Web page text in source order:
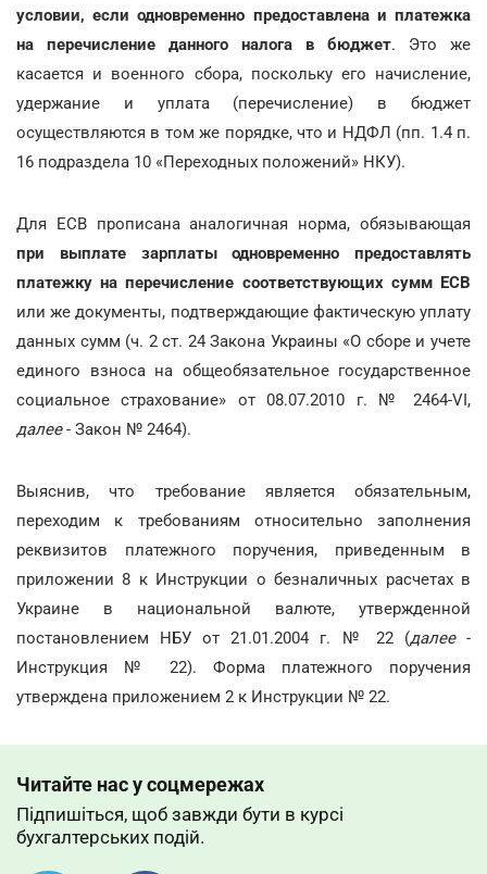
условии, если одновременно предоставлена и платежка
на перечисление данного налога в бюджет. Это же
касается и военного сбора, поскольку его начисление,
удержание и уплата (перечисление) в бюджет
осуществляются в том же порядке, что и НДФЛ (пп. 1.4 п.
16 подраздела 10 «Переходных положений» НКУ).
Для ЕСВ прописана аналогичная норма, обязывающая
при выплате зарплаты одновременно предоставлять
платежку на перечисление соответствующих сумм ЕСВ
или же документы, подтверждающие фактическую уплату
данных сумм (ч. 2 ст. 24 Закона Украины «О сборе и учете
единого взноса на общеобязательное государственное
социальное страхование» от 08.07.2010 г. № 2464-VI,
далее- Закон № 2464).
Выяснив, что требование является обязательным,
переходим к требованиям относительно заполнения
реквизитов платежного поручения, приведенным в
приложении 8 к Инструкции о безналичных расчетах в
Украине в национальной валюте, утвержденной
постановлением НБУ от 21.01.2004 г. № 22 (далее-
Инструкция № 22). Форма платежного поручения
утверждена приложением 2 к Инструкции № 22.
Читайте нас у соцмережах
Підпишіться, щоб завжди бути в курсі
бухгалтерських подій.